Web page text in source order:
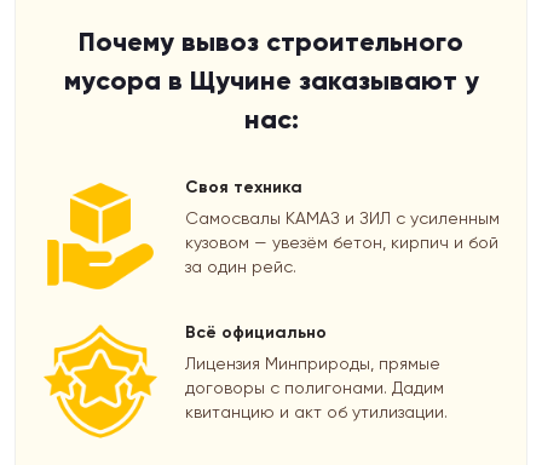
Почему вывоз строительного
мусора в Щучине заказывают у
нас:
Своя техника
Самосвалы КАМАЗ и ЗИЛ с усиленным
кузовом — увезём бетон, кирпич и бой
за один рейс.
Всё официально
Лицензия Минприроды, прямые
договоры с полигонами. Дадим
квитанцию и акт об утилизации.